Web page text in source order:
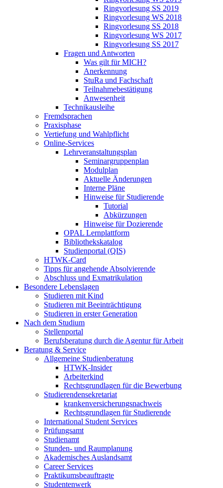
Ringvorlesung SS 2019
Ringvorlesung WS 2018
Ringvorlesung SS 2018
Ringvorlesung WS 2017
Ringvorlesung SS 2017
Fragen und Antworten
Was gilt für MICH?
Anerkennung
StuRa und Fachschaft
Teilnahmebestätigung
Anwesenheit
Technikausleihe
Fremdsprachen
Praxisphase
Vertiefung und Wahlpflicht
Online-Services
Lehrveranstaltungsplan
Seminargruppenplan
Modulplan
Aktuelle Änderungen
Interne Pläne
Hinweise für Studierende
Tutorial
Abkürzungen
Hinweise für Dozierende
OPAL Lernplattform
Bibliothekskatalog
Studienportal (QIS)
HTWK-Card
Tipps für angehende Absolvierende
Abschluss und Exmatrikulation
Besondere Lebenslagen
Studieren mit Kind
Studieren mit Beeinträchtigung
Studieren in erster Generation
Nach dem Studium
Stellenportal
Berufsberatung durch die Agentur für Arbeit
Beratung & Service
Allgemeine Studienberatung
HTWK-Insider
Arbeiterkind
Rechtsgrundlagen für die Bewerbung
Studierendensekretariat
krankenversicherungsnachweis
Rechtsgrundlagen für Studierende
International Student Services
Prüfungsamt
Studienamt
Stunden- und Raumplanung
Akademisches Auslandsamt
Career Services
Praktikumsbeauftragte
Studentenwerk